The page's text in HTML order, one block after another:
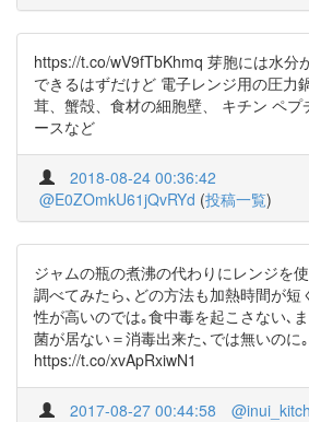
https://t.co/wV9fTbKhmq 芽胞には水分
できるはずだけど 電子レンジ用の圧
茸、蟹殻、食材の細胞壁、 キチン ペプ
ースなど
2018-08-24 00:36:42
@E0ZOmkU61jQvRYd (投稿一覧)
ジャムの瓶の煮沸の代わりにレンジを
調べてみたら､どの方法も加熱時間が短
性が高いのでは｡食中毒を起こさない､
菌が居ない＝消毒出来た､では無いの
https://t.co/xvApRxiwN1
2017-08-27 00:44:58